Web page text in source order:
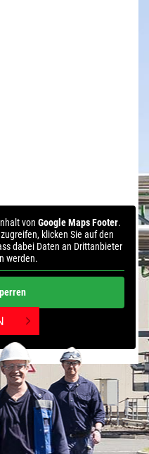
von Google Maps Footer.
klicken Sie auf den
dabei Daten an Drittanbieter
werden.